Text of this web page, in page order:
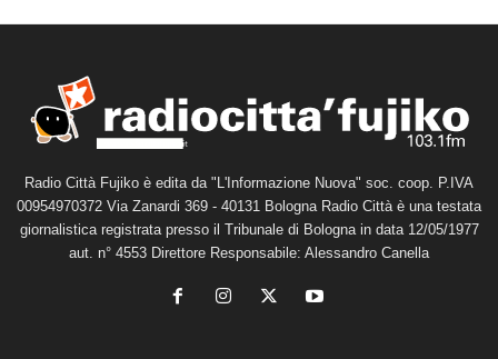
Radio Città Fujiko è edita da "L'Informazione Nuova" soc. coop. P.IVA
00954970372 Via Zanardi 369 - 40131 Bologna Radio Città è una testata
giornalistica registrata presso il Tribunale di Bologna in data 12/05/1977
aut. n° 4553 Direttore Responsabile: Alessandro Canella